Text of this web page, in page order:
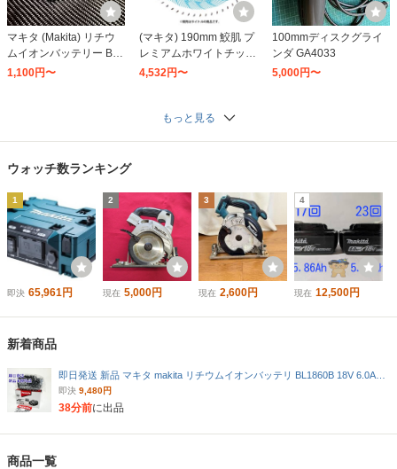
マキタ (Makita) リチウ
ムイオンバッテリー BL1
860B 18V
1,100円〜
(マキタ) 190mm 鮫肌 プ
レミアムホワイトチップ
ソー A-74354 外径190m
4,532円〜
100mmディスクグライ
ンダ GA4033
5,000円〜
もっと見る
ウォッチ数ランキング
1
即決 65,961円
2
現在 5,000円
3
現在 2,600円
4
現在 12,500円
新着商品
即決 9,480円
38分前に出品
商品一覧